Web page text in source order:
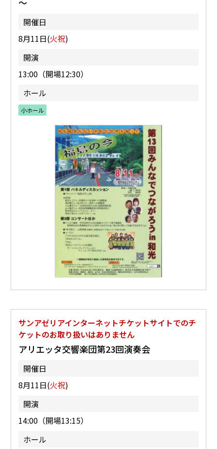
開催日
8月11日(火祝)
開演
13:00（開場12:30）
ホール
小ホール
サンアゼリアインターネットチケットサイトでのチ
ケットのお取り扱いはありません
アリエッタ交響楽団第23回演奏会
開催日
8月11日(火祝)
開演
14:00（開場13:15）
ホール